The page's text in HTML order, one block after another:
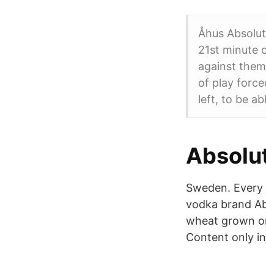
Åhus
21st minute
against
of play
left, to be
Sweden.
vodka brand
wheat grown
Content only